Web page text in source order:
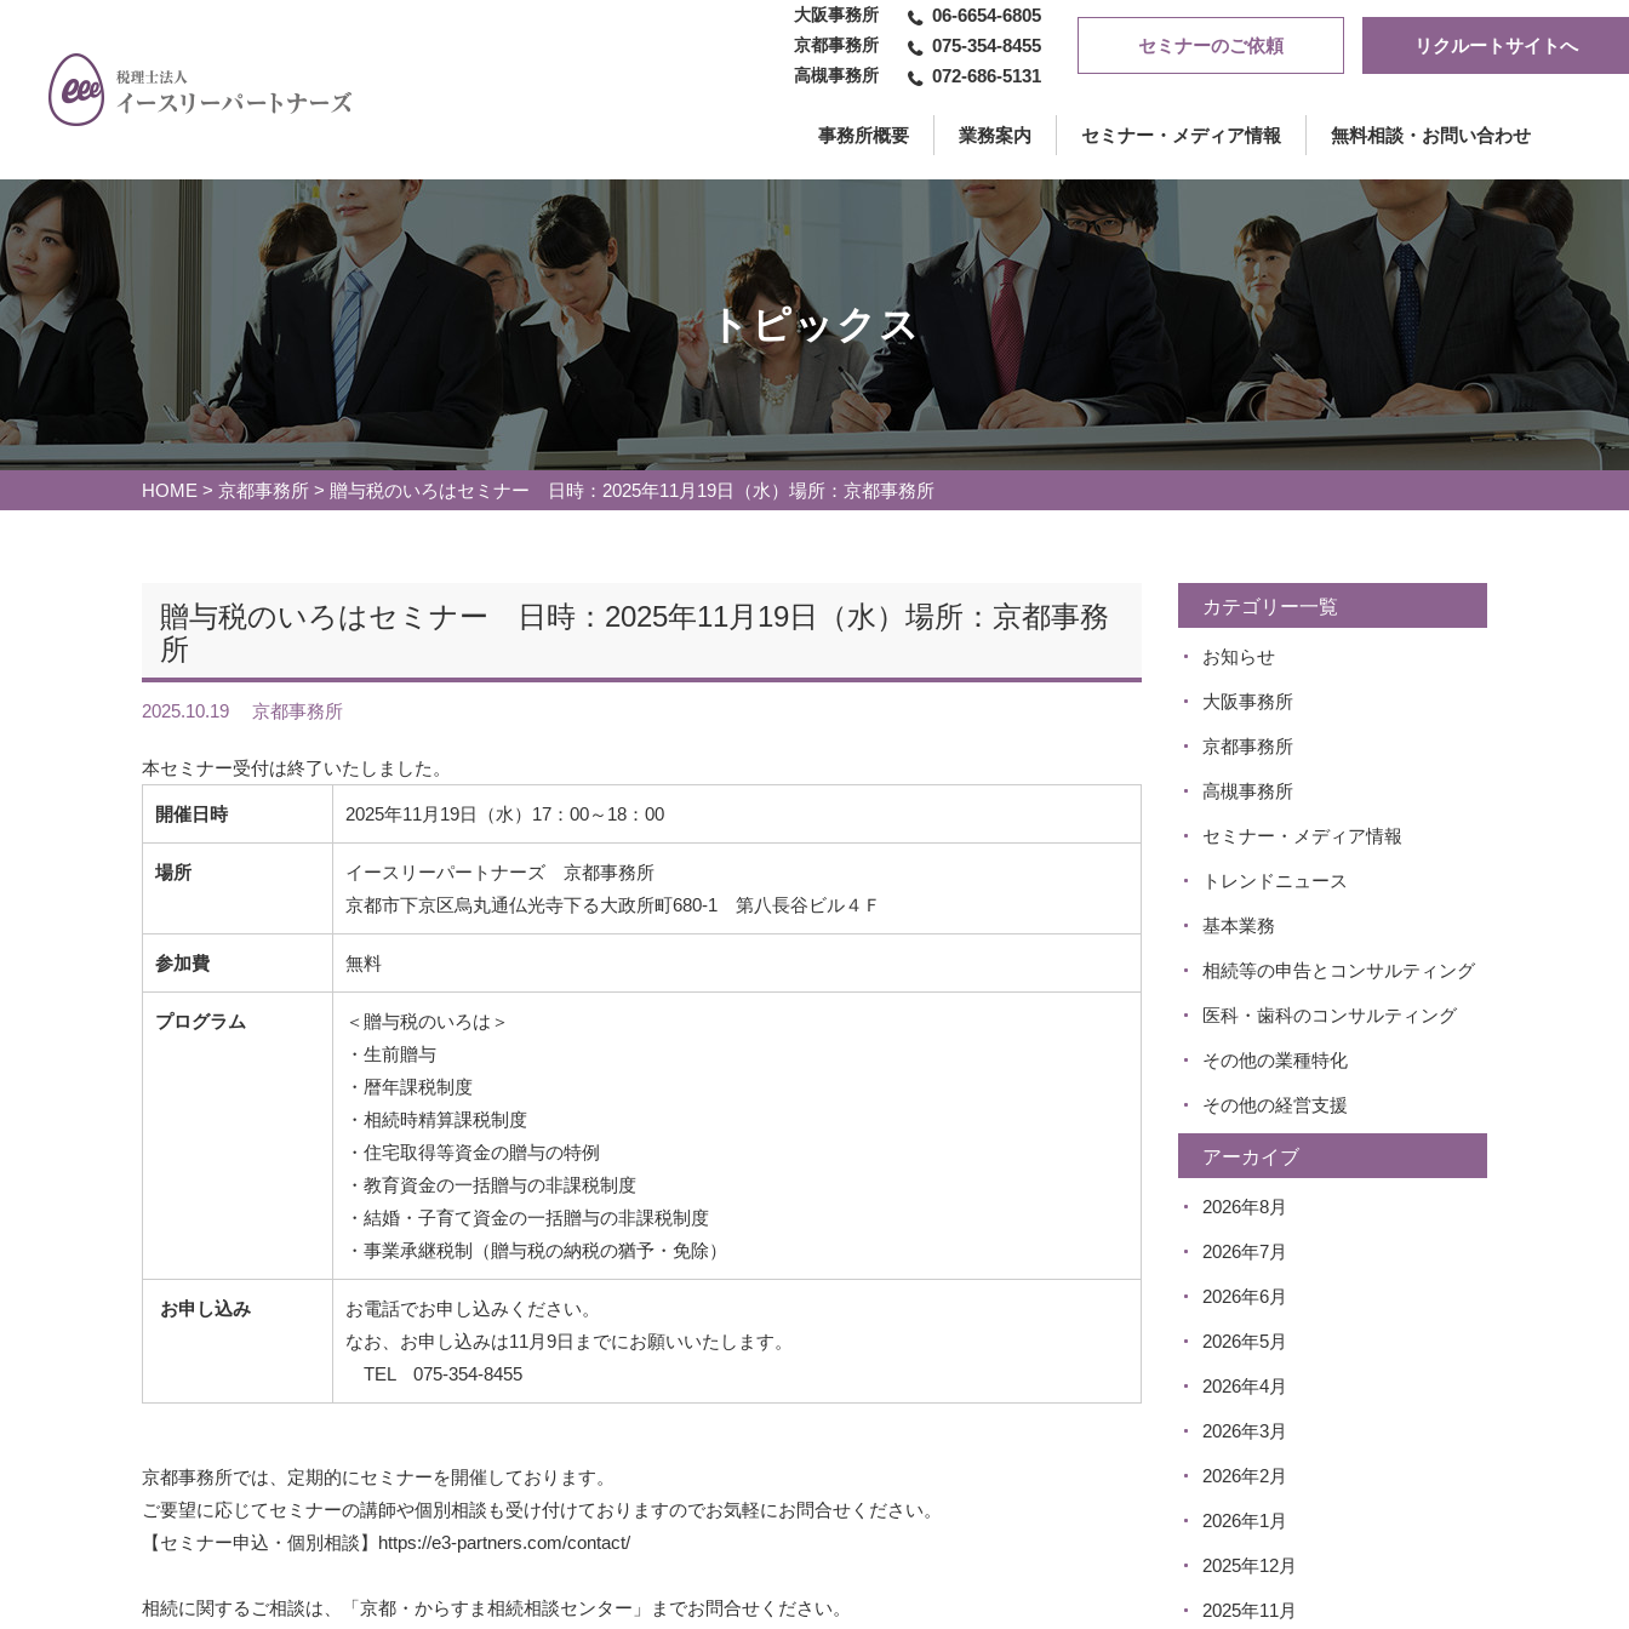
大阪事務所 06-6654-6805
京都事務所 075-354-8455
高槻事務所 072-686-5131
セミナーのご依頼 リクルートサイトへ
事務所概要 業務案内 セミナー・メディア情報 無料相談・お問い合わせ
トピックス
HOME > 京都事務所 > 贈与税のいろはセミナー 日時：2025年11月19日（水）場所：京都事務所
贈与税のいろはセミナー 日時：2025年11月19日（水）場所：京都事務
所
2025.10.19 京都事務所
本セミナー受付は終了いたしました。
開催日時 2025年11月19日（水）17：00～18：00
場所
イースリーパートナーズ 京都事務所
京都市下京区烏丸通仏光寺下る大政所町680-1 第八長谷ビル４Ｆ
参加費 無料
プログラム
＜贈与税のいろは＞
・生前贈与
・暦年課税制度
・相続時精算課税制度
・住宅取得等資金の贈与の特例
・教育資金の一括贈与の非課税制度
・結婚・子育て資金の一括贈与の非課税制度
・事業承継税制（贈与税の納税の猶予・免除）
お申し込み
お電話でお申し込みください。
なお、お申し込みは11月9日までにお願いいたします。
TEL 075-354-8455
京都事務所では、定期的にセミナーを開催しております。
ご要望に応じてセミナーの講師や個別相談も受け付けておりますのでお気軽にお問合せください。
【セミナー申込・個別相談】 https://e3-partners.com/contact/
相続に関するご相談は、「京都・からすま相続相談センター」までお問合せください。
カテゴリー一覧
お知らせ
大阪事務所
京都事務所
高槻事務所
セミナー・メディア情報
トレンドニュース
基本業務
相続等の申告とコンサルティング
医科・歯科のコンサルティング
その他の業種特化
その他の経営支援
アーカイブ
2026年8月
2026年7月
2026年6月
2026年5月
2026年4月
2026年3月
2026年2月
2026年1月
2025年12月
2025年11月